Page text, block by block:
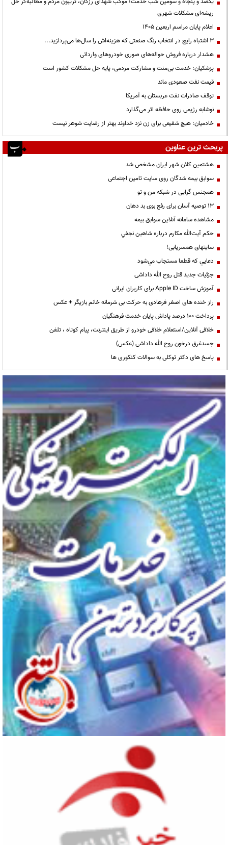
ریشه‌ای مشکلات شهری
اعلام پایان مراسم اربعین ۱۴۰۵
3 اشتباه رایج در انتخاب رنگ صنعتی که هزینه‌اش را سال‌ها می‌پردازید...
هشدار درباره فروش حواله‌های صوری خودروهای وارداتی
پزشکیان: خدمت بی‌منت و مشارکت مردمی، پایه حل مشکلات کشور است
قیمت نفت صعودی ماند
توقف صادرات نفت عربستان به آمریکا
نوشابه رژیمی روی حافظه اثر می‌گذارد
خادمیان: هیچ شفیعی برای زن نزد خداوند بهتر از رضایت شوهر نیست
پربحث ترین عناوین
هشتمین کلان شهر ایران مشخص شد
سوابق بیمه شدگان روی سایت تامین اجتماعی
همجنس گرایی در شبکه من و تو
13 توصیه آسان برای رفع بوی بد دهان
مشاهده سامانه آنلاين سوابق بیمه
حكم آيت‌الله مكارم درباره شاهين نجفي
سایتهای همسریابی!
دعايي كه قطعا مستجاب مي‌شود
جزئیات جدید قتل روح الله داداشی
آموزش ساخت Apple ID برای کاربران ایرانی
راز خنده های اصغر فرهادی به حرکت بی شرمانه خانم بازیگر + عکس
پرداخت ۱۰۰ درصد پاداش پایان خدمت فرهنگیان
خلافی آنلاین/استعلام خلافی خودرو از طریق اینترنت، پیام کوتاه ، تلفن
جسدغرق درخون روح الله داداشی (عکس)
پاسخ های دکتر توکلی به سوالات کنکوری ها